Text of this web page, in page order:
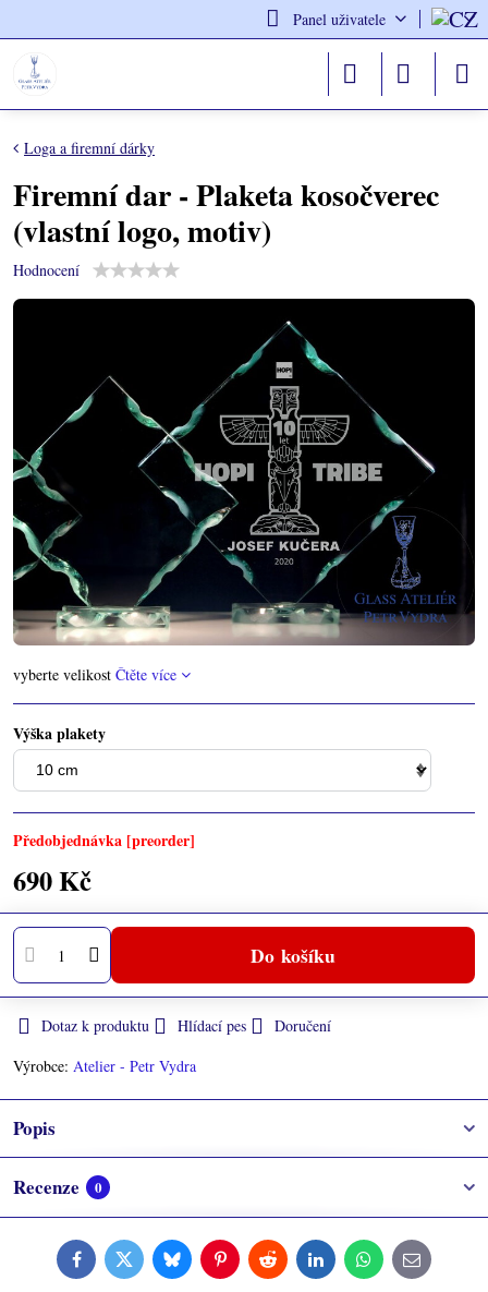
Panel uživatele
Loga a firemní dárky
Firemní dar - Plaketa kosočverec
(vlastní logo, motiv)
Hodnocení
vyberte velikost Čtěte více
Výška plakety
Předobjednávka [preorder]
690 Kč
Do košíku
Dotaz k produktu Hlídací pes
Doručení
Výrobce: Atelier - Petr Vydra
Popis
Recenze 0
FacebookTwitterBlueskyPinterestReddit LinkedInWhatsApp
E-
mail